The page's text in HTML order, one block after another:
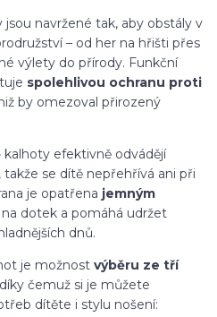
navržené tak, aby obstály v
– od her na hřišti přes
výlety do přírody. Funkční
spolehlivou ochranu proti
by omezoval přirozený
kalhoty efektivně odvádějí
se dítě nepřehřívá ani při
je opatřena jemným
dotek a pomáhá udržet
dnů.
je možnost výběru ze tří
čemuž si je můžete
dítěte i stylu nošení: